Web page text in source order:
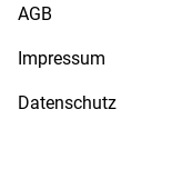
AGB
Impressum
Datenschutz